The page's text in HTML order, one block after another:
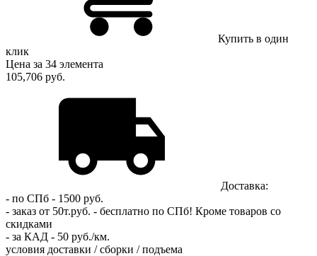
Купить в один
клик
Цена за 34 элемента
105,706 руб.
Доставка:
- по СПб - 1500 руб.
- заказ от 50т.руб. - бесплатно по СПб! Кроме товаров со
скидками
- за КАД - 50 руб./км.
условия доставки / сборки / подъема